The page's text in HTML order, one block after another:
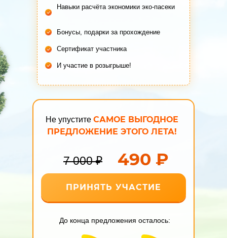
ПРИНЯТЬ УЧАСТИЕ
Навыки расчёта экономики эко-пасеки
Бонусы, подарки за прохождение
Сертификат участника
И участие в розыгрыше!
Не упустите САМОЕ ВЫГОДНОЕ
ПРЕДЛОЖЕНИЕ ЭТОГО ЛЕТА!
До конца предложения осталось:
490 ₽
7 000 ₽